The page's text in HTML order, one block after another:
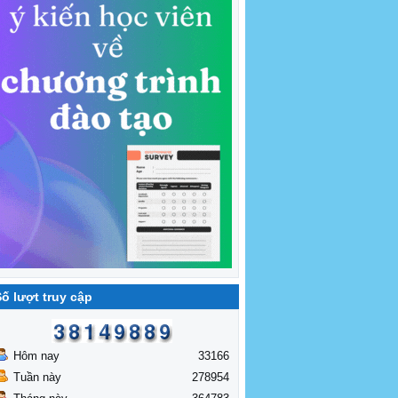
lượt truy cập
Hôm nay
Tuần này
33166
278954